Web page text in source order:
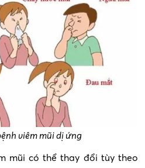
viêm mũi dị ứng
mũi có thể thay đổi tùy theo